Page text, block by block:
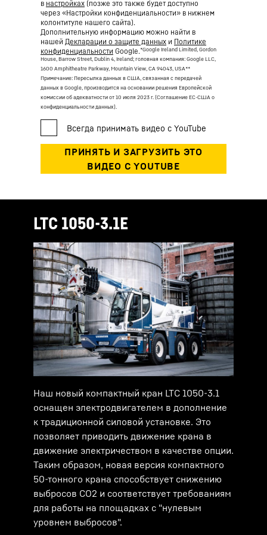
в настройках (позже это также будет доступно
через «Настройки конфиденциальности» в нижнем
колонтитуле нашего сайта).
Дополнительную информацию можно найти в
нашей Декларации о защите данных и Политике
конфиденциальности Google.*Google Ireland Limited, Gordon
House, Barrow Street, Dublin 4, Ireland; головная компания: Google LLC,
1600 Amphitheatre Parkway, Mountain View, CA 94043, USA**
Примечание: Пересылка данных в США, связанная с передачей
данных в Google, производится на основании решения Европейской
комиссии об адекватности от 10 июля 2023 г. (Соглашение ЕС-США о
конфиденциальности данных).
LTC 1050-3.1E
Наш новый компактный кран LTC 1050-3.1
оснащен электродвигателем в дополнение
к традиционной силовой установке. Это
позволяет приводить движение крана в
движение электричеством в качестве опции.
Таким образом, новая версия компактного
50-тонного крана способствует снижению
выбросов CO2 и соответствует требованиям
для работы на площадках с "нулевым
уровнем выбросов".